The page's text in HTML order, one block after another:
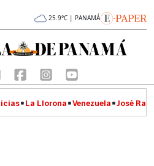
25.9°C | PANAMÁ
La Llorona Venezuela José